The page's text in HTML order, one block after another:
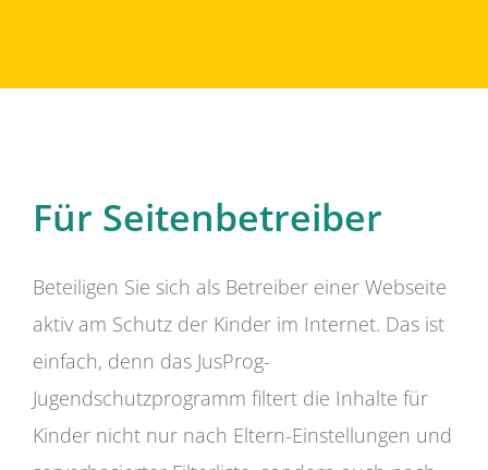
Für Seitenbetreiber
Beteiligen Sie sich als Betreiber einer Webseite
aktiv am Schutz der Kinder im Internet. Das ist
einfach, denn das JusProg-
Jugendschutzprogramm filtert die Inhalte für
Kinder nicht nur nach Eltern-Einstellungen und